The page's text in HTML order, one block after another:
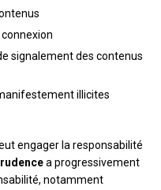
signalement des contenus
illicites
engager la responsabilité
a progressivement
notamment